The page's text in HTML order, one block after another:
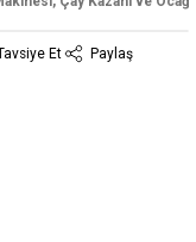
Et Paylaş